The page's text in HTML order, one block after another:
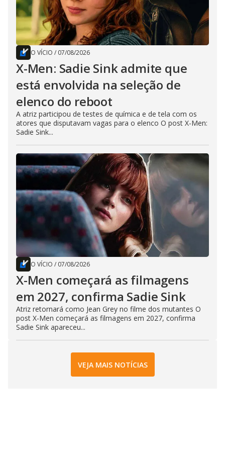
O VÍCIO / 07/08/2026
X-Men: Sadie Sink admite que
está envolvida na seleção de
elenco do reboot
A atriz participou de testes de química e de tela com os
atores que disputavam vagas para o elenco O post X-Men:
Sadie Sink...
O VÍCIO / 07/08/2026
X-Men começará as filmagens
em 2027, confirma Sadie Sink
Atriz retornará como Jean Grey no filme dos mutantes O
post X-Men começará as filmagens em 2027, confirma
Sadie Sink apareceu...
VEJA MAIS NOTÍCIAS